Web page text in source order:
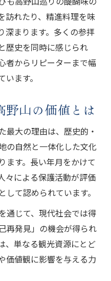
訪れたり、精進料理を味
深まります。多くの参拝
歴史を同時に感じられ
者からリピーターまで幅
ます。
野山の価値とは
最大の理由は、歴史的・
の自然と一体化した文化
ます。長い年月をかけて
々による保護活動が評価
て認められています。
通じて、現代社会では得
再発見」の機会が得られ
、単なる観光資源にとど
価値観に影響を与える力